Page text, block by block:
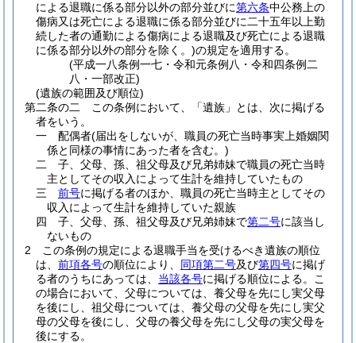
による退職に係る部分以外の部分並びに第六条中公務上の
傷病又は死亡による退職に係る部分並びに二十五年以上勤
続した者の通勤による傷病による退職及び死亡による退職
に係る部分以外の部分を除く。)の規定を適用する。
(平成一八条例一七・令和元条例八・令和四条例二
八・一部改正)
(遺族の範囲及び順位)
第二条の二
この条例において、「遺族」とは、次に掲げる
者をいう。
一
配偶者(届出をしないが、職員の死亡当時事実上婚姻関
係と同様の事情にあった者を含む。)
二
子、父母、孫、祖父母及び兄弟姉妹で職員の死亡当時
主としてその収入によって生計を維持していたもの
三
前号に掲げる者のほか、職員の死亡当時主としてその
収入によって生計を維持していた親族
四
子、父母、孫、祖父母及び兄弟姉妹で第二号に該当し
ないもの
2
この条例の規定による退職手当を受けるべき遺族の順位
は、 前項各号の順位により、 同項第二号及び第四号に掲げ
る者のうちにあっては、 当該各号に掲げる順位による。
こ
の場合において、父母については、養父母を先にし実父母
を後にし、祖父母については、養父母の父母を先にし実父
母の父母を後にし、父母の養父母を先にし父母の実父母を
後にする。